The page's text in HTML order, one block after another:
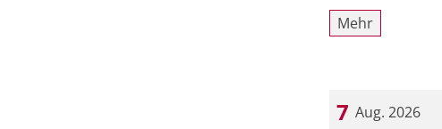
Mehr
7 Aug. 2026